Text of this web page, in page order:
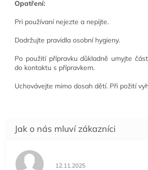
Opatření:
Pri používaní nejezte a nepijte.
Dodržujte pravidla osobní hygieny.
Po použití přípravku důkladně umyjte
do kontaktu s přípravkem.
Uchovávejte mimo dosah dětí. Při požití
Hodnocení obchodu je 5 z 5
12.11.2025